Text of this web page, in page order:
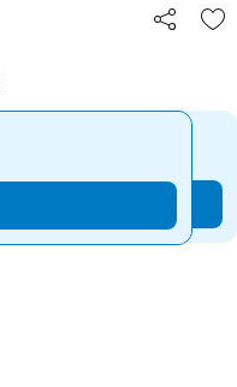
分享
放